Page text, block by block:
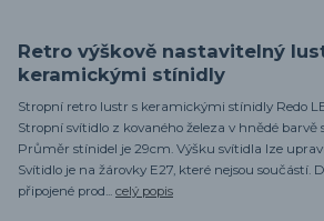
Retro výškově nastavitelný
keramickými stínidly
Stropní retro lustr s keramickými stínidly Redo
Stropní svítidlo z kovaného železa v hnědé barvě
Průměr stínidel je 29cm. Výšku svítidla lze
Svítidlo je na žárovky E27, které nejsou součástí.
připojené prod... celý popis